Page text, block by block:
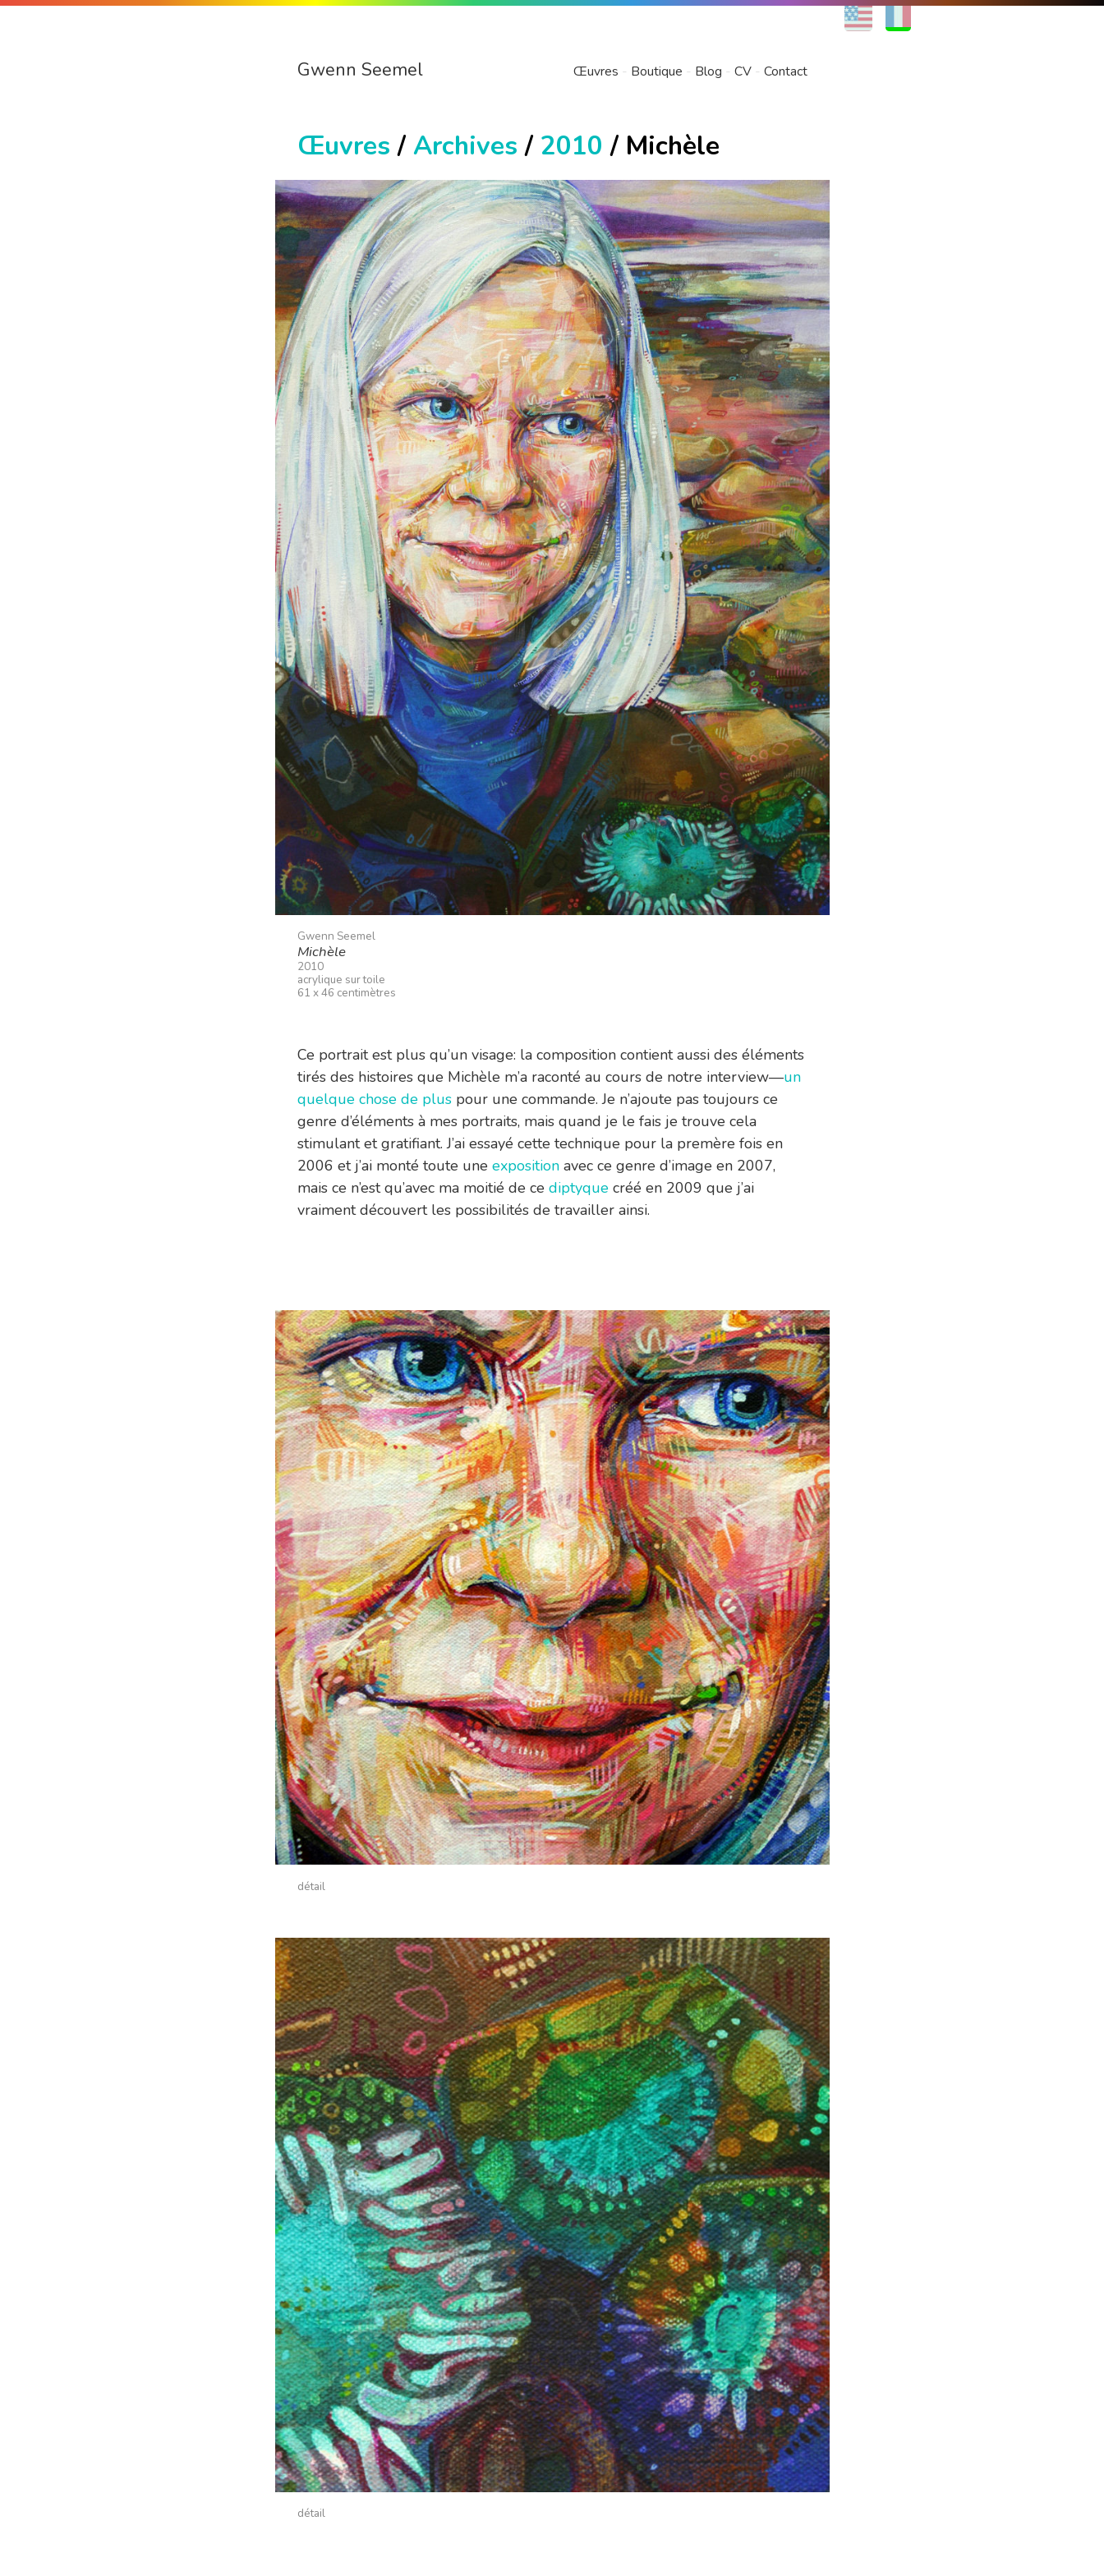
EN
Gwenn Seemel Œuvres Boutique Blog CV Contact
Œuvres /Archives / 2010 / Michèle
Gwenn Seemel
Michèle
2010
acrylique sur toile
61 x 46 centimètres
Ce portrait est plus qu’un visage: la composition contient aussi des éléments
tirés des histoires que Michèle m’a raconté au cours de notre interview—un
quelque chose de pluspour une commande. Je n’ajoute pas toujours ce
genre d’éléments à mes portraits, mais quand je le fais je trouve cela
stimulant et gratifiant. J’ai essayé cette technique pour la premère fois en
2006 et j’ai monté toute une expositionavec ce genre d’image en 2007,
mais ce n’est qu’avec ma moitié de ce diptyquecréé en 2009 que j’ai
vraiment découvert les possibilités de travailler ainsi.
détail
détail